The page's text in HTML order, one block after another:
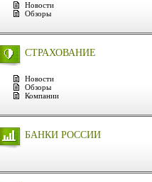
Новости
Обзоры
СТРАХОВАНИЕ
Новости
Обзоры
Компании
БАНКИ РОССИИ